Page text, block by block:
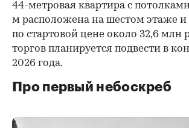
44-метровая квартира с
м расположена на шестом этаже и
по стартовой цене около 32,6 млн
торгов планируется подвести в
2026 года.
Про первый небоскреб